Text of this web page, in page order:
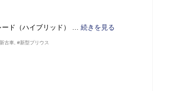
ード（ハイブリッド） …続きを見る
古車 ,#新型プリウス